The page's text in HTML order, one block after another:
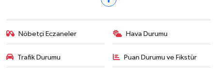
Nöbetçi Eczaneler Hava Durumu
Trafik Durumu Puan Durumu ve Fikstür